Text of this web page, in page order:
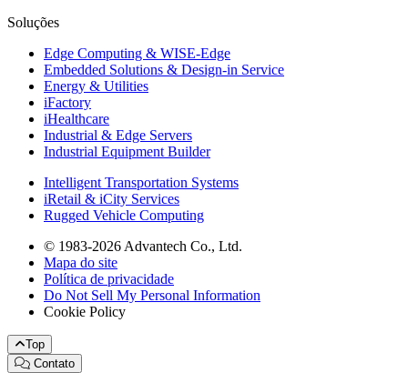
Soluções
Edge Computing & WISE-Edge
Embedded Solutions & Design-in Service
Energy & Utilities
iFactory
iHealthcare
Industrial & Edge Servers
Industrial Equipment Builder
Intelligent Transportation Systems
iRetail & iCity Services
Rugged Vehicle Computing
© 1983-2026 Advantech Co., Ltd.
Mapa do site
Política de privacidade
Do Not Sell My Personal Information
Cookie Policy
Top
Contato